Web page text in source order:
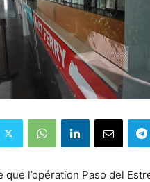
que l’opération Paso del